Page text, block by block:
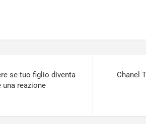
se tuo figlio diventa
reazione
Chanel